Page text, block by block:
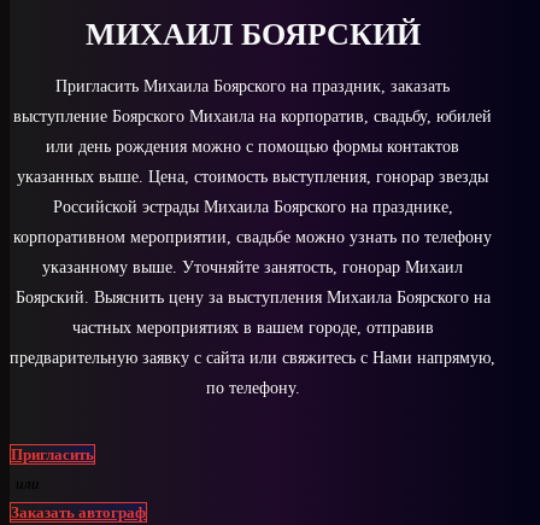
МИХАИЛ БОЯРСКИЙ
Пригласить Михаила Боярского на праздник, заказать
выступление Боярского Михаила на корпоратив, свадьбу, юбилей
или день рождения можно с помощью формы контактов
указанных выше. Цена, стоимость выступления, гонорар звезды
Российской эстрады Михаила Боярского на празднике,
корпоративном мероприятии, свадьбе можно узнать по телефону
указанному выше. Уточняйте занятость, гонорар Михаил
Боярский. Выяснить цену за выступления Михаила Боярского на
частных мероприятиях в вашем городе, отправив
предварительную заявку с сайта или свяжитесь с Нами напрямую,
по телефону.
Пригласить
или
Заказать автограф